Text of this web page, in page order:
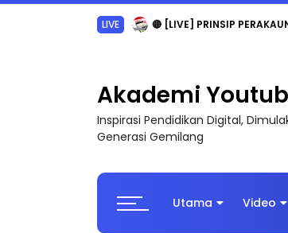
TRANSFORMASI DIGITAL GURU
Akademi
Inspirasi Pendidikan Digital,
Generasi Gemilang
Utama Video